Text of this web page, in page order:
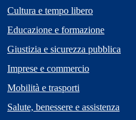
Cultura e tempo libero
Educazione e formazione
Giustizia e sicurezza pubblica
Imprese e commercio
Mobilità e trasporti
Salute, benessere e assistenza